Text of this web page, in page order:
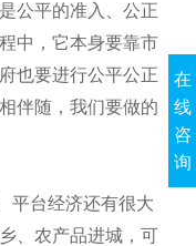
公平的准入、公正
中，它本身要靠市
也要进行公平公正
伴随，我们要做的
平台经济还有很大
、农产品进城，可
在
线
咨
询